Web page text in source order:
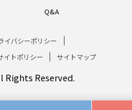
Q&A
Rights Reserved.
イバシーポリシー
イトポリシー サイトマップ